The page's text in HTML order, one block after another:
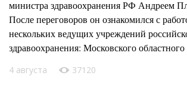
министра здравоохранения РФ Андреем
После переговоров он ознакомился с
нескольких ведущих учреждений
здравоохранения: Московского
4 августа 37120